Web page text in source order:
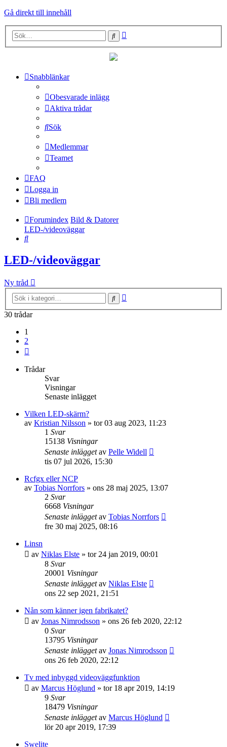
Gå direkt till innehåll
Sök
Snabblänkar
Obesvarade inlägg
Aktiva trådar
Sök
Medlemmar
Teamet
FAQ
Logga in
Bli medlem
Forumindex Bild & Datorer
LED-/videoväggar
Sök
LED-/videoväggar
Ny tråd
Sök
30 trådar
1
2
Trådar
Svar
Visningar
Senaste inlägget
Vilken LED-skärm?
av Kristian Nilsson » tor 03 aug 2023, 11:23
1 Svar
15138 Visningar
Senaste inläggetav Pelle Widell
tis 07 jul 2026, 15:30
Rcfgx eller NCP
av Tobias Norrfors » ons 28 maj 2025, 13:07
2 Svar
6668 Visningar
Senaste inläggetav Tobias Norrfors
fre 30 maj 2025, 08:16
Linsn
av Niklas Elste » tor 24 jan 2019, 00:01
8 Svar
20001 Visningar
Senaste inläggetav Niklas Elste
ons 22 sep 2021, 21:51
Nån som känner igen fabrikatet?
av Jonas Nimrodsson » ons 26 feb 2020, 22:12
0 Svar
13795 Visningar
Senaste inläggetav Jonas Nimrodsson
ons 26 feb 2020, 22:12
Tv med inbyggd videoväggfunktion
av Marcus Höglund » tor 18 apr 2019, 14:19
9 Svar
18479 Visningar
Senaste inläggetav Marcus Höglund
lör 20 apr 2019, 17:39
Swelite